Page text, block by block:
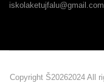
iskolaketujfalu@gmail.com
Copyright Š20262024 All